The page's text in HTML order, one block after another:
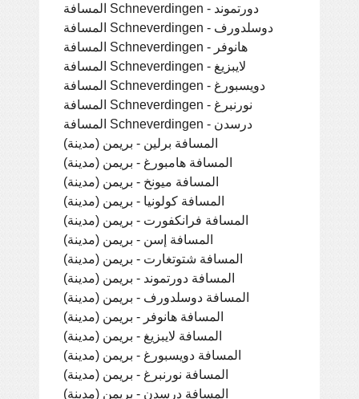
المسافة Schneverdingen - دورتموند
المسافة Schneverdingen - دوسلدورف
المسافة Schneverdingen - هانوفر
المسافة Schneverdingen - لايبزيغ
المسافة Schneverdingen - دويسبورغ
المسافة Schneverdingen - نورنبرغ
المسافة Schneverdingen - درسدن
المسافة برلين - بريمن (مدينة)
المسافة هامبورغ - بريمن (مدينة)
المسافة ميونخ - بريمن (مدينة)
المسافة كولونيا - بريمن (مدينة)
المسافة فرانكفورت - بريمن (مدينة)
المسافة إسن - بريمن (مدينة)
المسافة شتوتغارت - بريمن (مدينة)
المسافة دورتموند - بريمن (مدينة)
المسافة دوسلدورف - بريمن (مدينة)
المسافة هانوفر - بريمن (مدينة)
المسافة لايبزيغ - بريمن (مدينة)
المسافة دويسبورغ - بريمن (مدينة)
المسافة نورنبرغ - بريمن (مدينة)
المسافة درسدن - بريمن (مدينة)